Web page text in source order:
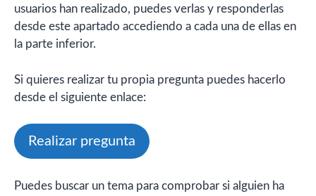
usuarios han realizado, puedes verlas y responderlas
desde este apartado accediendo a cada una de ellas en
la parte inferior.
Si quieres realizar tu propia pregunta puedes hacerlo
desde el siguiente enlace:
Realizar pregunta
Puedes buscar un tema para comprobar si alguien ha